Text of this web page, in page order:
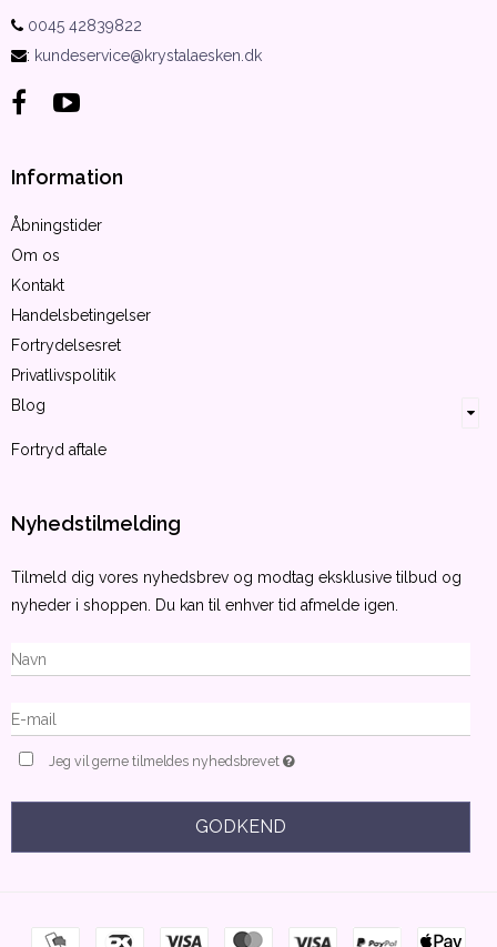
0045 42839822
: kundeservice@krystalaesken.dk
Information
Åbningstider
Om os
Kontakt
Handelsbetingelser
Fortrydelsesret
Privatlivspolitik
Blog
Fortryd aftale
Nyhedstilmelding
Tilmeld dig vores nyhedsbrev og modtag eksklusive tilbud og
nyheder i shoppen. Du kan til enhver tid afmelde igen.
Jeg vil gerne tilmeldes nyhedsbrevet
GODKEND